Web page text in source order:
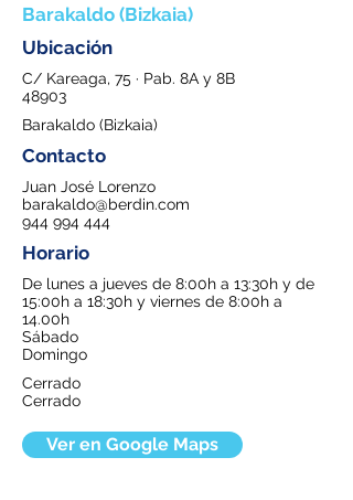
Barakaldo (Bizkaia)
Ubicación
C/ Kareaga, 75 · Pab. 8A y 8B
48903
Barakaldo (Bizkaia)
Contacto
Juan José Lorenzo
barakaldo@berdin.com
944 994 444
Horario
De lunes a jueves de 8:00h a 13:30h y de
15:00h a 18:30h y viernes de 8:00h a
14.00h
Sábado
Domingo
Cerrado
Cerrado
Ver en Google Maps